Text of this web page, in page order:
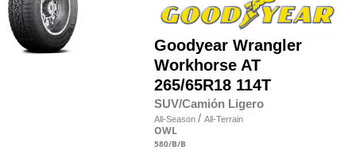
Goodyear Wrangler
Workhorse AT
265/65R18 114T
SUV/Camión Ligero
All-Season / All-Terrain
OWL
580/B/B